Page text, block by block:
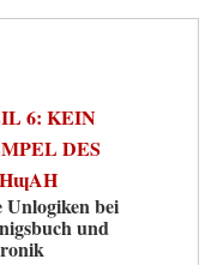
6: KEIN
DES
Unlogiken bei
und